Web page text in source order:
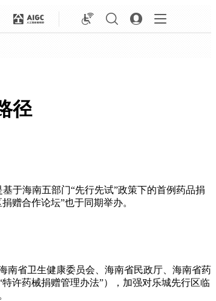
车 数智 5G 产业+
径
于海南五部门“先行先试”政策下的首例药品捐
赠合作论坛”也于同期举办。
南省卫生健康委员会、海南省民政厅、海南省药
许药械捐赠管理办法”），加强对乐城先行区临